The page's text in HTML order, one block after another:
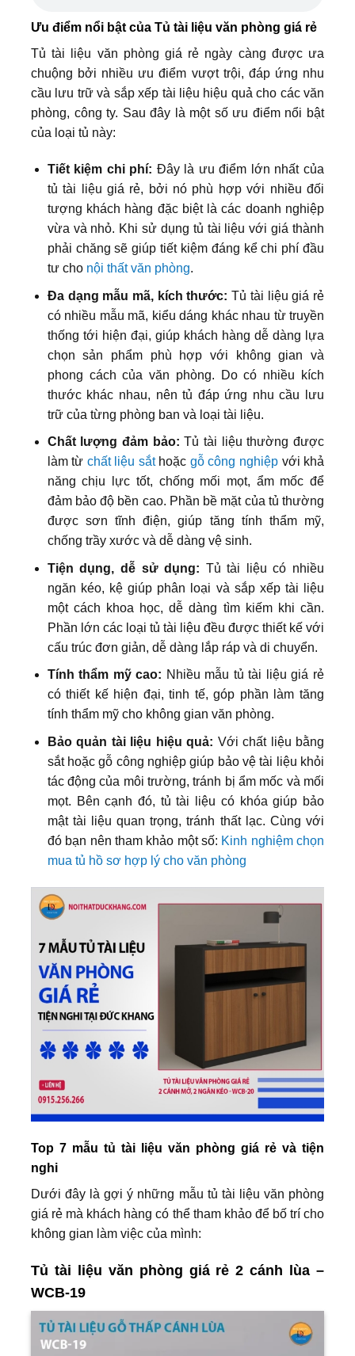
Ưu điểm nổi bật của Tủ tài liệu văn phòng giá rẻ
Tủ tài liệu văn phòng giá rẻ ngày càng được ưa
chuộng bởi nhiều ưu điểm vượt trội, đáp ứng nhu
cầu lưu trữ và sắp xếp tài liệu hiệu quả cho các văn
phòng, công ty. Sau đây là một số ưu điểm nổi bật
của loại tủ này:
Tiết kiệm chi phí: Đây là ưu điểm lớn nhất của
tủ tài liệu giá rẻ, bởi nó phù hợp với nhiều đối
tượng khách hàng đặc biệt là các doanh nghiệp
vừa và nhỏ. Khi sử dụng tủ tài liệu với giá thành
phải chăng sẽ giúp tiết kiệm đáng kể chi phí đầu
tư cho nội thất văn phòng.
Đa dạng mẫu mã, kích thước: Tủ tài liệu giá rẻ
có nhiều mẫu mã, kiểu dáng khác nhau từ truyền
thống tới hiện đại, giúp khách hàng dễ dàng lựa
chọn sản phẩm phù hợp với không gian và
phong cách của văn phòng. Do có nhiều kích
thước khác nhau, nên tủ đáp ứng nhu cầu lưu
trữ của từng phòng ban và loại tài liệu.
Chất lượng đảm bảo: Tủ tài liệu thường được
làm từ chất liệu sắthoặc gỗ công nghiệpvới khả
năng chịu lực tốt, chống mối mọt, ẩm mốc để
đảm bảo độ bền cao. Phần bề mặt của tủ thường
được sơn tĩnh điện, giúp tăng tính thẩm mỹ,
chống trầy xước và dễ dàng vệ sinh.
Tiện dụng, dễ sử dụng: Tủ tài liệu có nhiều
ngăn kéo, kệ giúp phân loại và sắp xếp tài liệu
một cách khoa học, dễ dàng tìm kiếm khi cần.
Phần lớn các loại tủ tài liệu đều được thiết kế với
cấu trúc đơn giản, dễ dàng lắp ráp và di chuyển.
Tính thẩm mỹ cao: Nhiều mẫu tủ tài liệu giá rẻ
có thiết kế hiện đại, tinh tế, góp phần làm tăng
tính thẩm mỹ cho không gian văn phòng.
Bảo quản tài liệu hiệu quả: Với chất liệu bằng
sắt hoặc gỗ công nghiệp giúp bảo vệ tài liệu khỏi
tác động của môi trường, tránh bị ẩm mốc và mối
mọt. Bên cạnh đó, tủ tài liệu có khóa giúp bảo
mật tài liệu quan trọng, tránh thất lạc. Cùng với
đó bạn nên tham khảo một số: Kinh nghiệm chọn
mua tủ hồ sơ hợp lý cho văn phòng
Top 7 mẫu tủ tài liệu văn phòng giá rẻ và tiện
nghi
Dưới đây là gợi ý những mẫu tủ tài liệu văn phòng
giá rẻ mà khách hàng có thể tham khảo để bố trí cho
không gian làm việc của mình:
Tủ tài liệu văn phòng giá rẻ 2 cánh lùa –
WCB-19